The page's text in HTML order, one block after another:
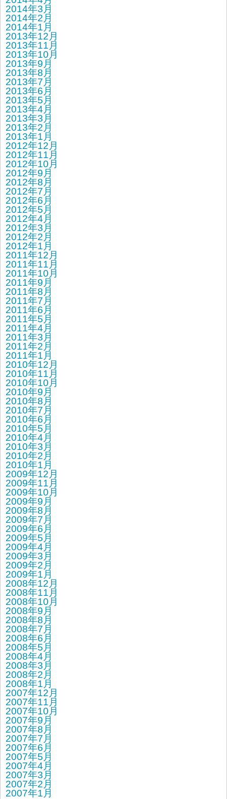
2014年3月
2014年2月
2014年1月
2013年12月
2013年11月
2013年10月
2013年9月
2013年8月
2013年7月
2013年6月
2013年5月
2013年4月
2013年3月
2013年2月
2013年1月
2012年12月
2012年11月
2012年10月
2012年9月
2012年8月
2012年7月
2012年6月
2012年5月
2012年4月
2012年3月
2012年2月
2012年1月
2011年12月
2011年11月
2011年10月
2011年9月
2011年8月
2011年7月
2011年6月
2011年5月
2011年4月
2011年3月
2011年2月
2011年1月
2010年12月
2010年11月
2010年10月
2010年9月
2010年8月
2010年7月
2010年6月
2010年5月
2010年4月
2010年3月
2010年2月
2010年1月
2009年12月
2009年11月
2009年10月
2009年9月
2009年8月
2009年7月
2009年6月
2009年5月
2009年4月
2009年3月
2009年2月
2009年1月
2008年12月
2008年11月
2008年10月
2008年9月
2008年8月
2008年7月
2008年6月
2008年5月
2008年4月
2008年3月
2008年2月
2008年1月
2007年12月
2007年11月
2007年10月
2007年9月
2007年8月
2007年7月
2007年6月
2007年5月
2007年4月
2007年3月
2007年2月
2007年1月